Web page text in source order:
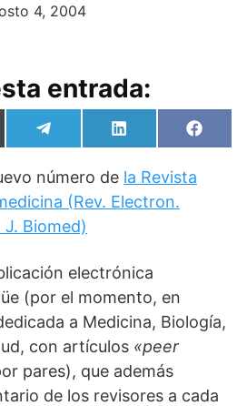
4, 2004
entrada:
Compartir
en
e
e
r
a
m
Compartir
en
L
i
k
d
en
F
a
número de la Revista
(Rev. Electron.
Biomed)
electrónica
(por el momento, en
a Medicina, Biología,
con artículos «peer
pares), que además
de los revisores a cada